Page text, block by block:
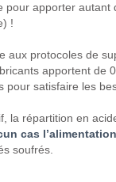
pour apporter autant
!
aux protocoles de
apportent de
satisfaire les
la répartition en
cas
soufrés.